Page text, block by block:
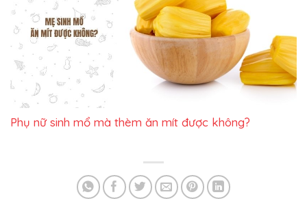
Phụ nữ sinh mổ mà thèm ăn mít được không?